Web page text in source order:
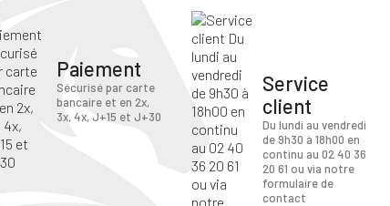
Paiement
Sécurisé par carte
bancaire et en 2x,
3x, 4x, J+15 et J+30
Service
client
Du lundi au vendredi
de 9h30 à 18h00 en
continu au 02 40 36
20 61 ou via notre
formulaire de
contact